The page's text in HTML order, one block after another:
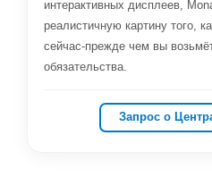
интерактивных дисплеев,
реалистичную картину того,
сейчас-прежде чем вы
обязательства.
Запрос о